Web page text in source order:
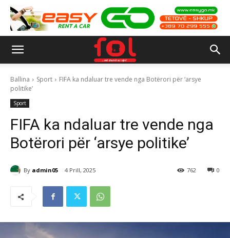
Ballina Sport
FIFA ka ndaluar tre vende nga Botërori për ‘arsye
politike’
Sport
FIFA ka ndaluar tre vende nga
Botërori për ‘arsye politike’
By admin05 4 Prill, 2025 0
762